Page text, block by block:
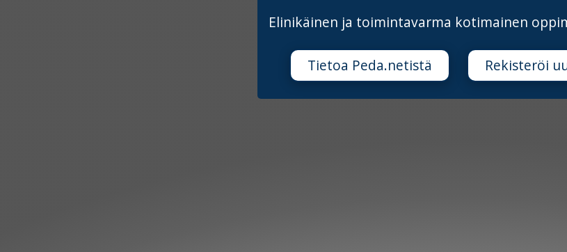
Elinikäinen ja toimintavarma kotimainen
Tietoa Peda.netistä Rekisteröi